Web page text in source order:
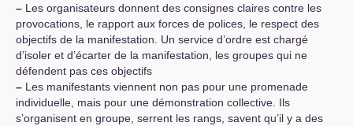
– Les organisateurs donnent des consignes claires contre les
provocations, le rapport aux forces de polices, le respect des
objectifs de la manifestation. Un service d’ordre est chargé
d’isoler et d’écarter de la manifestation, les groupes qui ne
défendent pas ces objectifs
– Les manifestants viennent non pas pour une promenade
individuelle, mais pour une démonstration collective. Ils
s’organisent en groupe, serrent les rangs, savent qu’il y a des